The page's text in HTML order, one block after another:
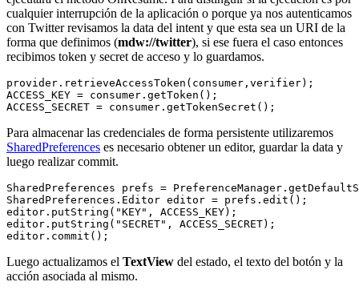
cualquier interrupción de la aplicación o porque ya nos autenticamos
con Twitter revisamos la data del intent y que esta sea un URI de la
forma que definimos (mdw://twitter), si ese fuera el caso entonces
recibimos token y secret de acceso y lo guardamos.
provider.retrieveAccessToken(consumer,verifier);
ACCESS_KEY = consumer.getToken();
Para almacenar las credenciales de forma persistente utilizaremos
SharedPreferences es necesario obtener un editor, guardar la data y
luego realizar commit.
SharedPreferences prefs =
SharedPreferences.Editor editor = prefs.edit();
editor.putString("KEY", ACCESS_KEY);
editor.putString("SECRET", ACCESS_SECRET);
Luego actualizamos el TextView del estado, el texto del botón y la
acción asociada al mismo.